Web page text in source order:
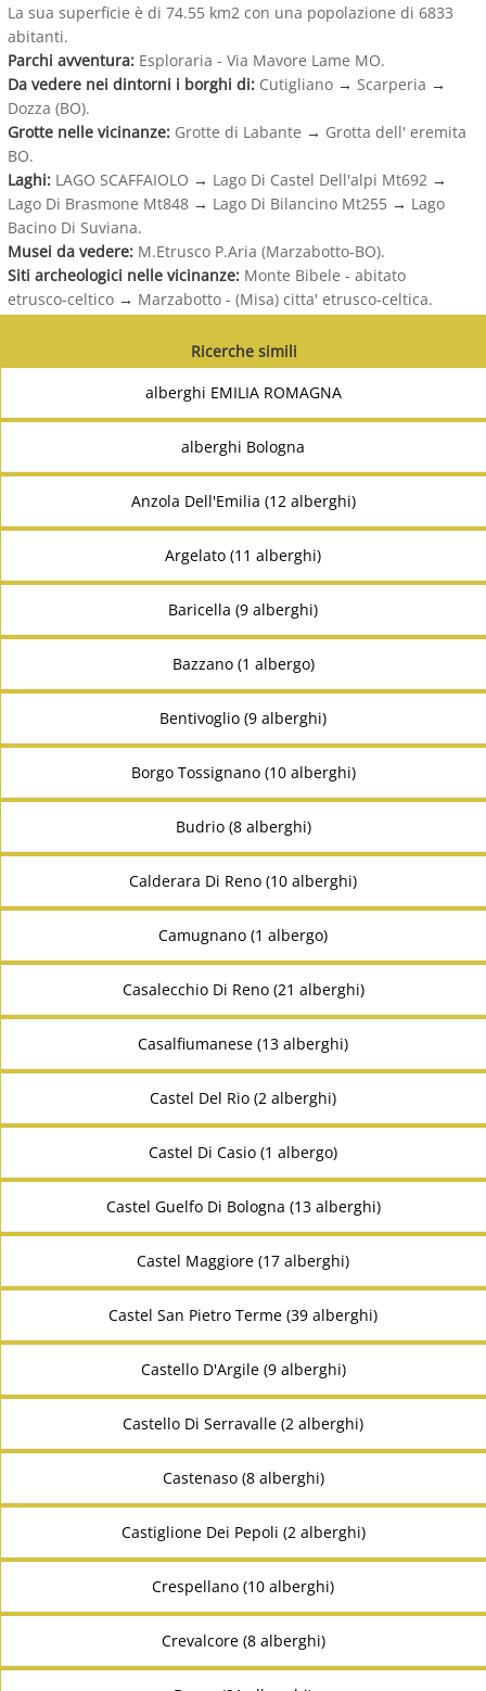
La sua superficie è di 74.55 km2 con una popolazione di 6833
abitanti.
Parchi avventura: Esploraria - Via Mavore Lame MO.
Da vedere nei dintorni i borghi di: Cutigliano → Scarperia →
Dozza (BO).
Grotte nelle vicinanze: Grotte di Labante → Grotta dell' eremita
BO.
Laghi: LAGO SCAFFAIOLO → Lago Di Castel Dell'alpi Mt692 →
Lago Di Brasmone Mt848 → Lago Di Bilancino Mt255 → Lago
Bacino Di Suviana.
Musei da vedere: M.Etrusco P.Aria (Marzabotto-BO).
Siti archeologici nelle vicinanze: Monte Bibele - abitato
etrusco-celtico → Marzabotto - (Misa) citta' etrusco-celtica.
Ricerche simili
alberghi EMILIA ROMAGNA
alberghi Bologna
Anzola Dell'Emilia (12 alberghi)
Argelato (11 alberghi)
Baricella (9 alberghi)
Bazzano (1 albergo)
Bentivoglio (9 alberghi)
Borgo Tossignano (10 alberghi)
Budrio (8 alberghi)
Calderara Di Reno (10 alberghi)
Camugnano (1 albergo)
Casalecchio Di Reno (21 alberghi)
Casalfiumanese (13 alberghi)
Castel Del Rio (2 alberghi)
Castel Di Casio (1 albergo)
Castel Guelfo Di Bologna (13 alberghi)
Castel Maggiore (17 alberghi)
Castel San Pietro Terme (39 alberghi)
Castello D'Argile (9 alberghi)
Castello Di Serravalle (2 alberghi)
Castenaso (8 alberghi)
Castiglione Dei Pepoli (2 alberghi)
Crespellano (10 alberghi)
Crevalcore (8 alberghi)